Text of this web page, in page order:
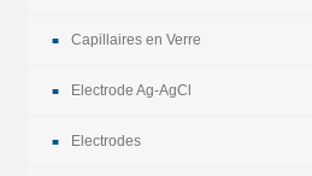
Capillaires en Verre
Electrode Ag-AgCl
Electrodes